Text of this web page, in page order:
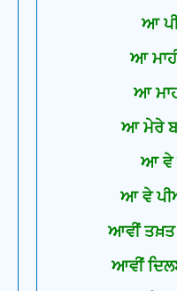
ਆ
ਆ
ਆ
ਆ ਮੇਰੇ
ਆ ਵੇ
ਆ ਵੇ
ਆਵੀਂ
ਆਵੀਂ